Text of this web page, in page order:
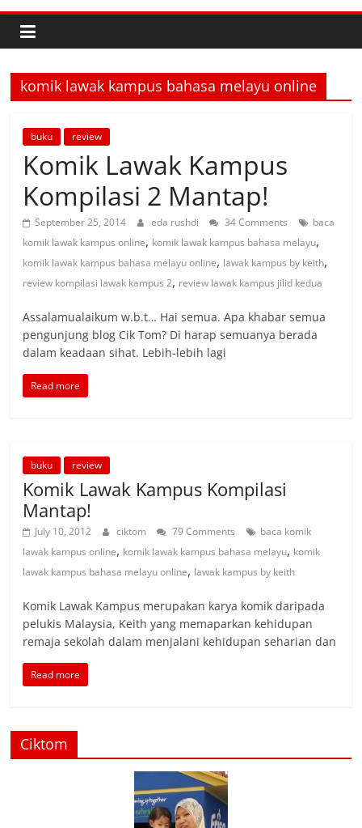
komik lawak kampus bahasa melayu online
buku review
Komik Lawak Kampus
Kompilasi 2 Mantap!
September 25, 2014 eda rushdi 34 Comments
baca
komik lawak kampus online, komik lawak kampus bahasa melayu,
komik lawak kampus bahasa melayu online, lawak kampus by keith,
review kompilasi lawak kampus 2, review lawak kampus jilid kedua
Assalamualaikum w.b.t… Hai semua. Apa khabar semua
pengunjung blog Cik Tom? Di harap semuanya berada
dalam keadaan sihat. Lebih-lebih lagi
Read more
buku review
Komik Lawak Kampus Kompilasi
Mantap!
July 10, 2012 ciktom 79 Comments
baca komik
lawak kampus online, komik lawak kampus bahasa melayu, komik
lawak kampus bahasa melayu online, lawak kampus by keith
Komik Lawak Kampus merupakan karya komik daripada
pelukis Malaysia, Keith yang memaparkan kehidupan
remaja sekolah dalam menjalani kehidupan seharian dan
Read more
Ciktom